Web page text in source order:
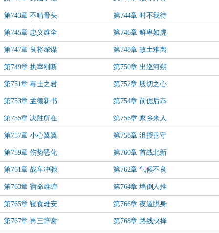
第743章 不啃骨头 第744章 时不我待
第745章 忠义难全 第746章 鲜卑如虎
第747章 良将深谋 第748章 故土难离
第749章 执宰刚断 第750章 出巡河朔
第751章 毒士之君 第752章 殷切之心
第753章 孟德新书 第754章 前倨后恭
第755章 决胜所在 第756章 家乡来人
第757章 小心翼翼 第758章 沮授善守
第759章 伤势恶化 第760章 首战北新
第761章 战车冲驰 第762章 气候不良
第763章 宿命难缠 第764章 墙倒人推
第765章 寝食难安 第766章 夜遁脱身
第767章 再三辞谢 第768章 路线抉择